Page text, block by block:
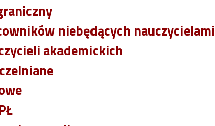
niebędących nauczycielami
akademickich